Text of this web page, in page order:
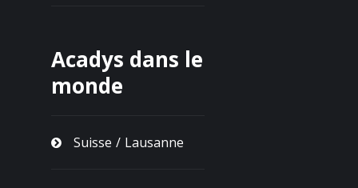
Acadys dans le
monde
Suisse / Lausanne